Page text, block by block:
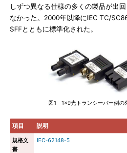
しずつ異なる仕様の多くの製品が出
なかった。2000年以降にIEC TC/
SFFとともに標準化された。
図1 1×9光トランシーバー例の
項目 説明
規格文
書
IEC-62148-5